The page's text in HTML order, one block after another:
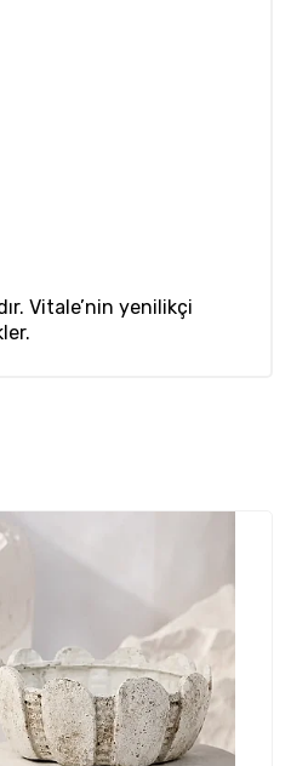
Vitale’nin yenilikçi